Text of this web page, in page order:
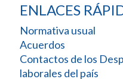
ENLACES
Normativa usual
Acuerdos
Contactos de los
laborales del país